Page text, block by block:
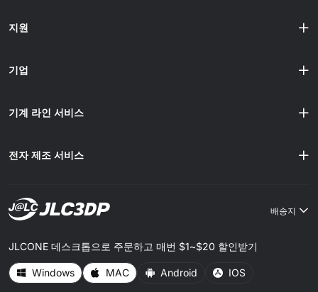
지원
기업
기계 라인 서비스
전자 제조 서비스
배송지
JLCONE 데스크톱으로 주문하고 매번 $1~$20 할인받기
Windows MAC Android IOS